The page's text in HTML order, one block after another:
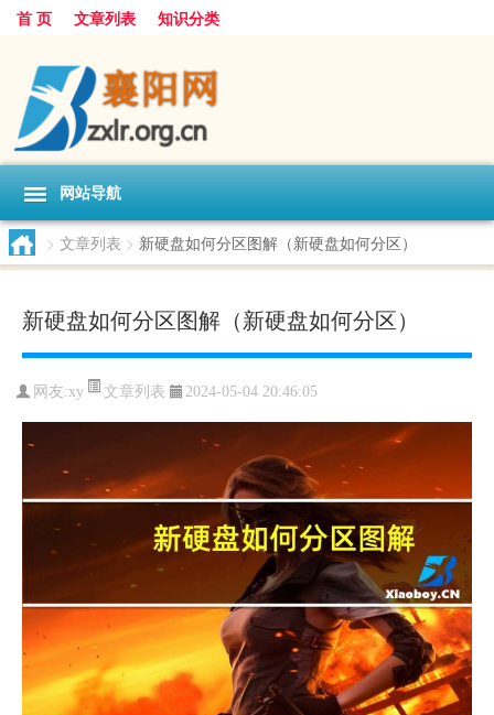
首 页 文章列表 知识分类
网站导航
> 文章列表 > 新硬盘如何分区图解（新硬盘如何分区）
新硬盘如何分区图解（新硬盘如何分区）
网友:xy 文章列表 2024-05-04 20:46:05